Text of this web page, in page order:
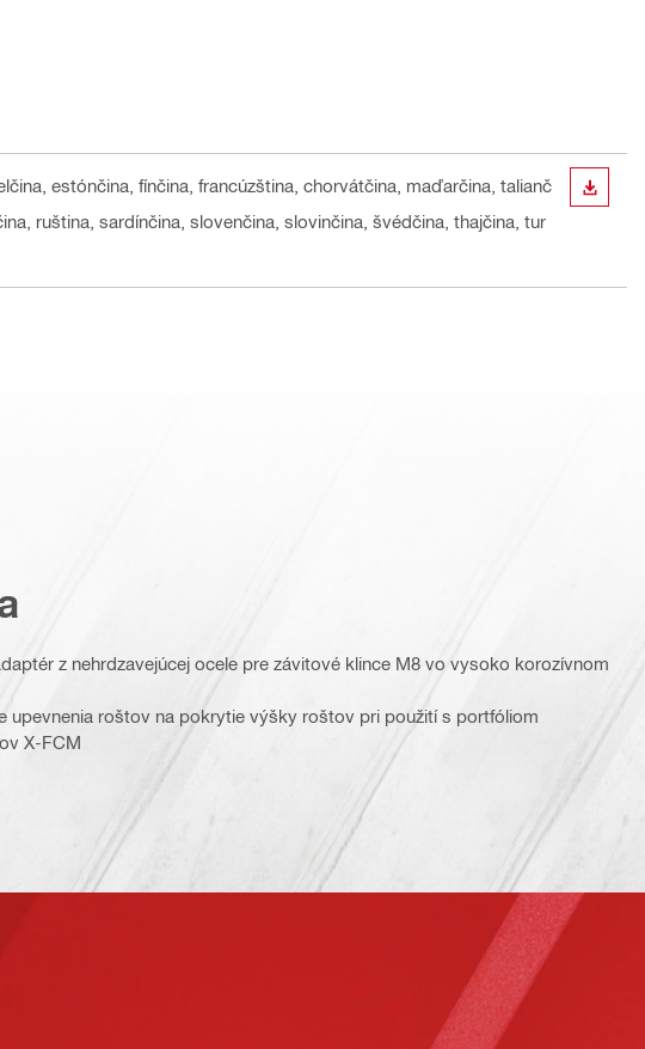
estónčina, fínčina, francúzština, chorvátčina, maďarčina, talianč
ruština, sardínčina, slovenčina, slovinčina, švédčina, thajčina, tur
z nehrdzavejúcej ocele pre závitové klince M8 vo vysoko korozívnom
upevnenia roštov na pokrytie výšky roštov pri použití s portfóliom
X-FCM